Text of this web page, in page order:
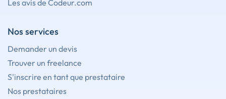
Les avis de Codeur.com
Nos services
Demander un devis
Trouver un freelance
S'inscrire en tant que prestataire
Nos prestataires